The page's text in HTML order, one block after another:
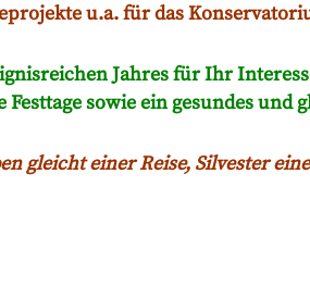
u.a. für das
Jahres für Ihr
sowie ein gesundes und
gleicht einer Reise, Silvester